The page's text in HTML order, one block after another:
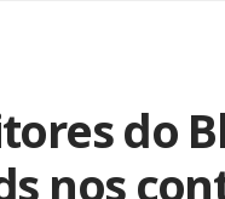
do
nos